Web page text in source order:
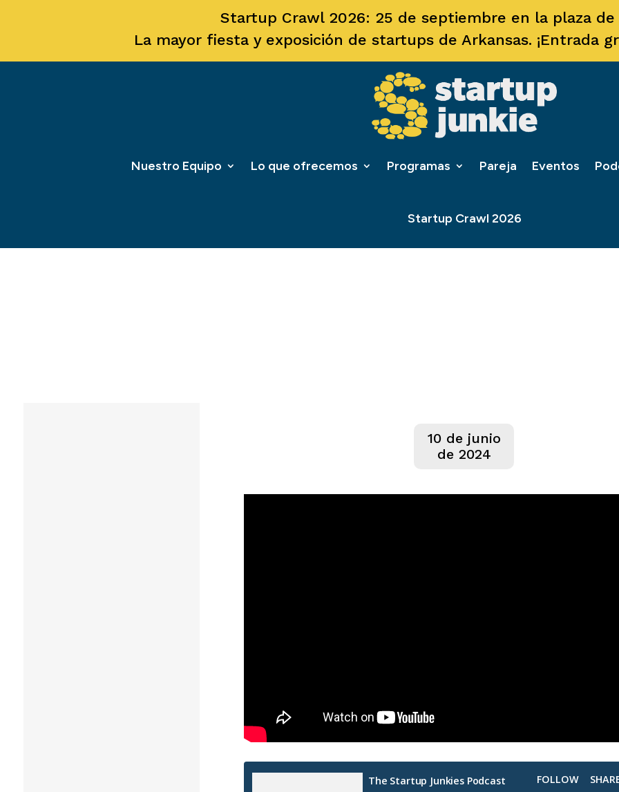
Startup Crawl 2026: 25 de septiembre en la plaza de
La mayor fiesta y exposición de startups de Arkansas. ¡Entrada
Nuestro Equipo Lo que ofrecemos Programas Pareja Eventos
Startup Crawl 2026
10 de junio
de 2024